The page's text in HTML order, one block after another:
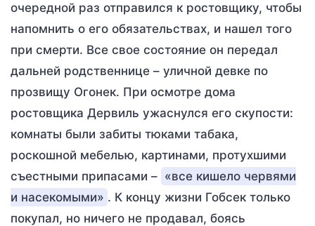
очередной раз отправился к ростовщику, чтобы
напомнить о его обязательствах, и нашел того
при смерти. Все свое состояние он передал
дальней родственнице – уличной девке по
прозвищу Огонек. При осмотре дома
ростовщика Дервиль ужаснулся его скупости:
комнаты были забиты тюками табака,
роскошной мебелью, картинами, протухшими
съестными припасами – «все кишело червями
и насекомыми» . К концу жизни Гобсек только
покупал, но ничего не продавал, боясь